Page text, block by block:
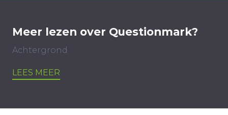
Meer lezen over Questionmark?
Achtergrond
LEES MEER